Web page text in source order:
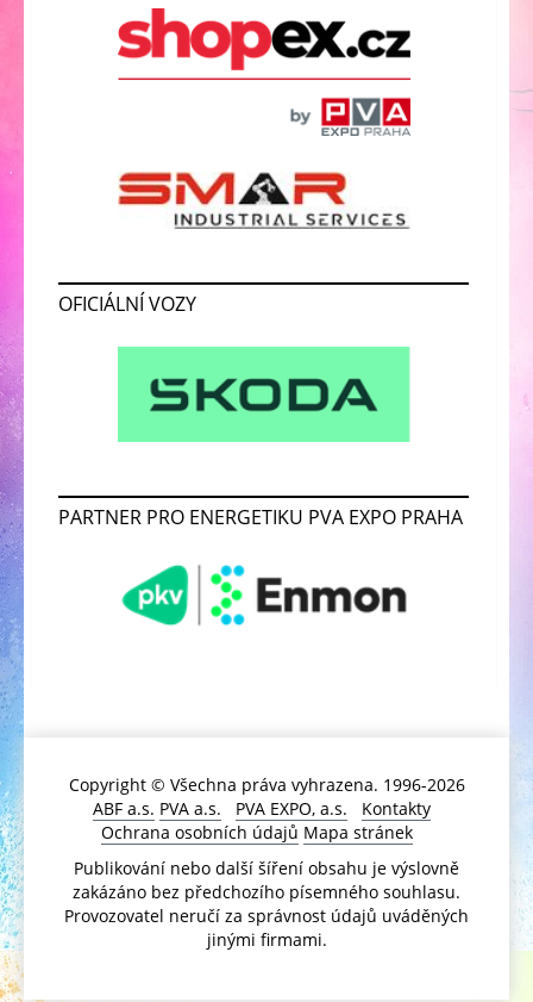
OFICIÁLNÍ VOZY
PARTNER PRO ENERGETIKU PVA EXPO PRAHA
Copyright © Všechna práva vyhrazena. 1996-2026
ABF a.s. PVA a.s. PVA EXPO, a.s.
Kontakty
Ochrana osobních údajů Mapa stránek
Publikování nebo další šíření obsahu je výslovně
zakázáno bez předchozího písemného souhlasu.
Provozovatel neručí za správnost údajů uváděných
jinými firmami.